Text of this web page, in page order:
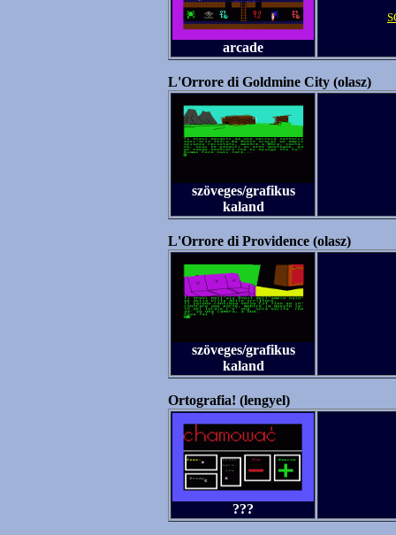
arcade
L'Orrore di Goldmine City (olasz)
szöveges/grafikus
kaland
L'Orrore di Providence (olasz)
szöveges/grafikus
kaland
Ortografia! (lengyel)
???